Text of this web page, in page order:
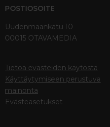
POSTIOSOITE
Uudenmaankatu 10
00015 OTAVAMEDIA
Tietoa evästeiden käytöstä
Käyttäytymiseen perustuva
mainonta
Evästeasetukset